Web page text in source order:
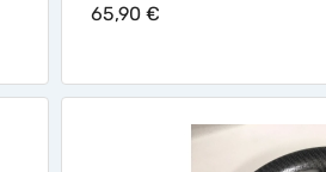
65,90 €